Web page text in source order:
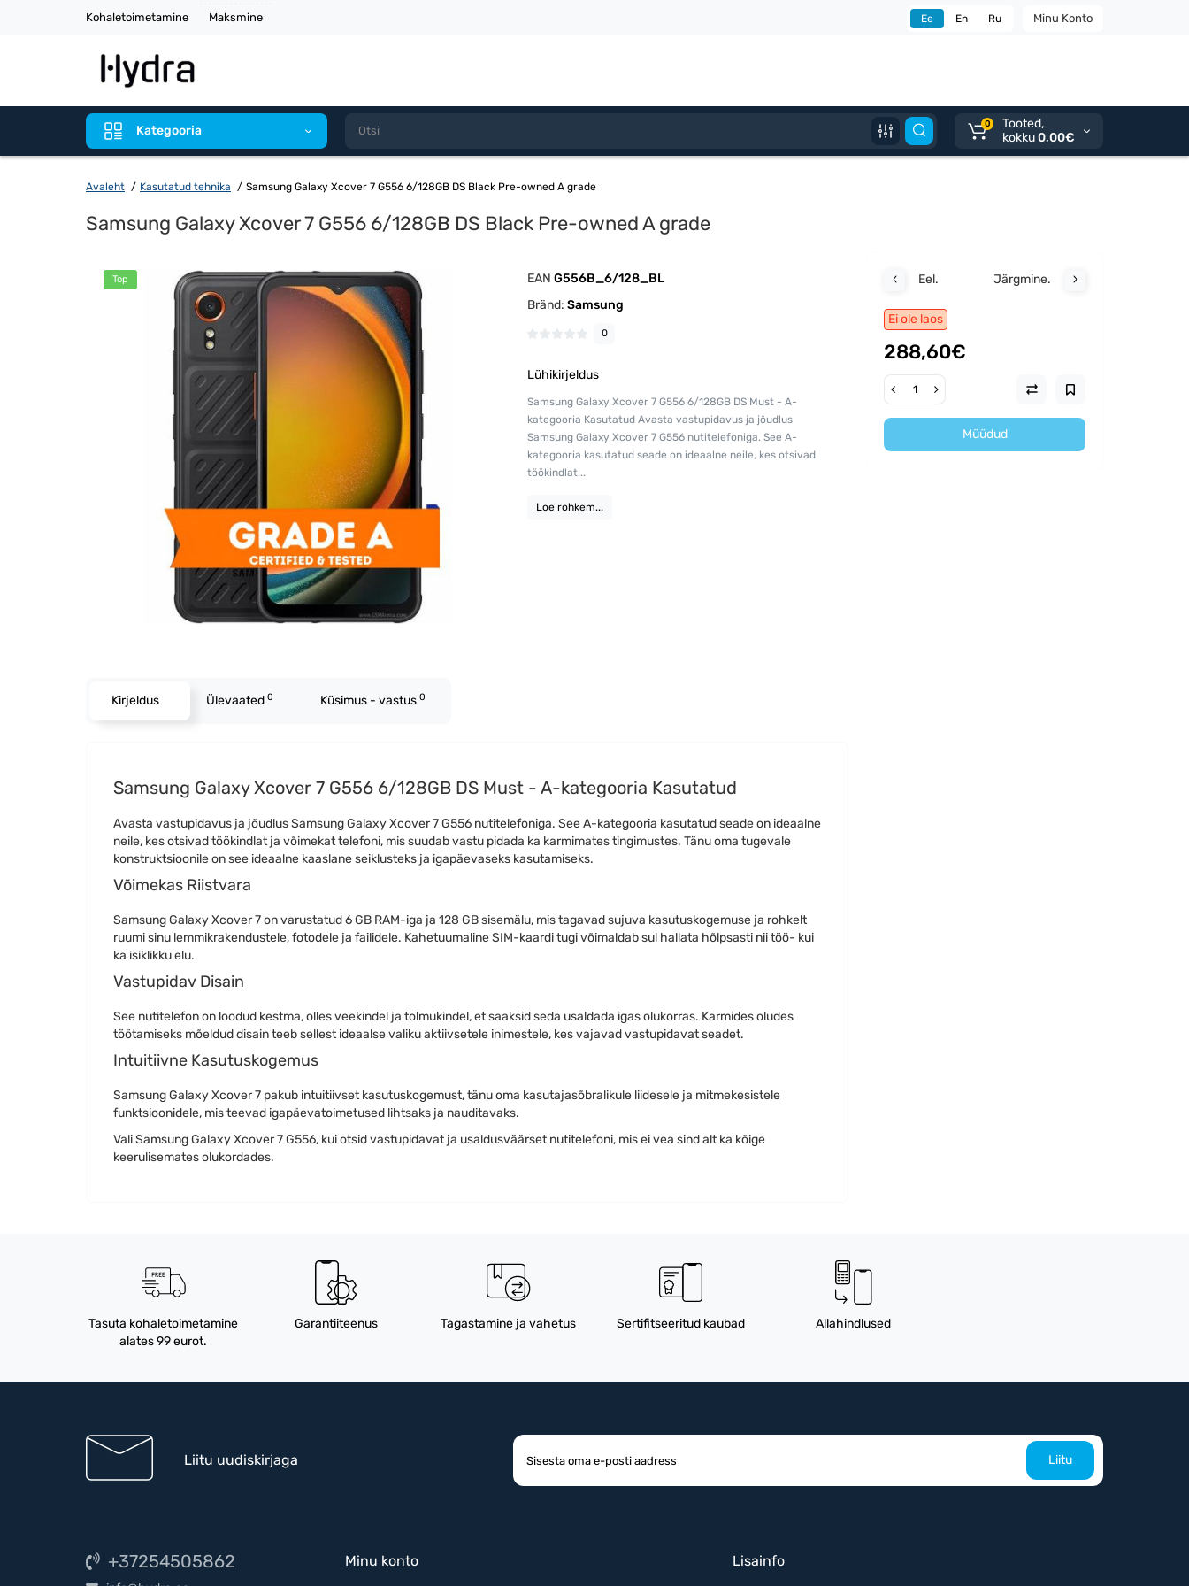
Kohaletoimetamine Maksmine Minu Konto
Ee En Ru
Kategooria 0
Tooted,
kokku0,00€
Avaleht Kasutatud tehnika Samsung Galaxy Xcover 7 G556 6/128GB DS Black Pre-owned A grade
Samsung Galaxy Xcover 7 G556 6/128GB DS Black Pre-owned A grade
Top EANG556B_6/128_BL
Bränd:Samsung
0
Lühikirjeldus
Samsung Galaxy Xcover 7 G556 6/128GB DS Must - A-
kategooria Kasutatud Avasta vastupidavus ja jõudlus
Samsung Galaxy Xcover 7 G556 nutitelefoniga. See A-
kategooria kasutatud seade on ideaalne neile, kes otsivad
töökindlat...
Loe rohkem...
Eel. Järgmine.
Ei ole laos
288,60€
Müüdud
Kirjeldus Ülevaated 0 Küsimus - vastus 0
Samsung Galaxy Xcover 7 G556 6/128GB DS Must - A-kategooria Kasutatud
Avasta vastupidavus ja jõudlus Samsung Galaxy Xcover 7 G556 nutitelefoniga. See A-kategooria kasutatud seade on ideaalne
neile, kes otsivad töökindlat ja võimekat telefoni, mis suudab vastu pidada ka karmimates tingimustes. Tänu oma tugevale
konstruktsioonile on see ideaalne kaaslane seiklusteks ja igapäevaseks kasutamiseks.
Võimekas Riistvara
Samsung Galaxy Xcover 7 on varustatud 6 GB RAM-iga ja 128 GB sisemälu, mis tagavad sujuva kasutuskogemuse ja rohkelt
ruumi sinu lemmikrakendustele, fotodele ja failidele. Kahetuumaline SIM-kaardi tugi võimaldab sul hallata hõlpsasti nii töö- kui
ka isiklikku elu.
Vastupidav Disain
See nutitelefon on loodud kestma, olles veekindel ja tolmukindel, et saaksid seda usaldada igas olukorras. Karmides oludes
töötamiseks mõeldud disain teeb sellest ideaalse valiku aktiivsetele inimestele, kes vajavad vastupidavat seadet.
Intuitiivne Kasutuskogemus
Samsung Galaxy Xcover 7 pakub intuitiivset kasutuskogemust, tänu oma kasutajasõbralikule liidesele ja mitmekesistele
funktsioonidele, mis teevad igapäevatoimetused lihtsaks ja nauditavaks.
Vali Samsung Galaxy Xcover 7 G556, kui otsid vastupidavat ja usaldusväärset nutitelefoni, mis ei vea sind alt ka kõige
keerulisemates olukordades.
Tasuta kohaletoimetamine
alates 99 eurot.
Garantiiteenus Tagastamine ja vahetus Sertifitseeritud kaubad Allahindlused
Liitu uudiskirjaga Liitu
+37254505862 Minu konto Lisainfo